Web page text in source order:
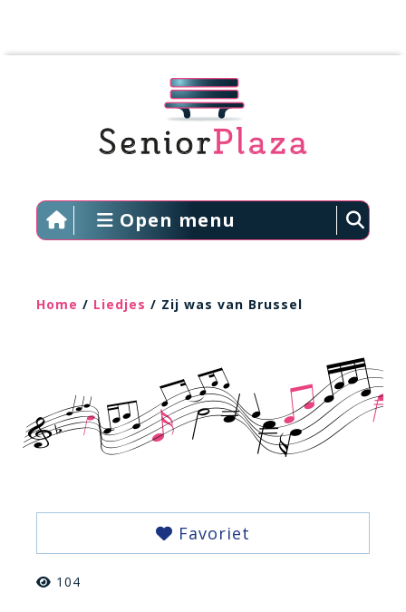
Open menu
Home / Liedjes / Zij was van Brussel
Favoriet
104